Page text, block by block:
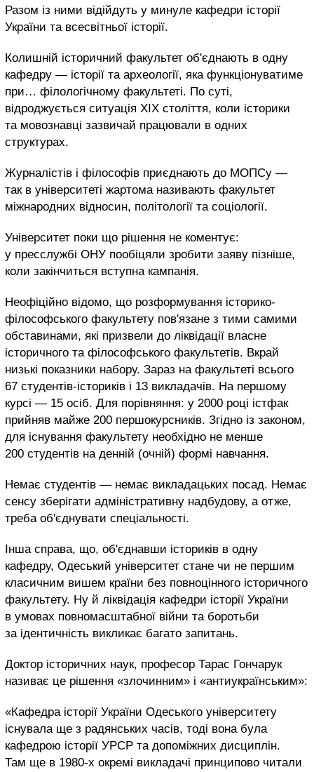
Разом із ними відійдуть у минуле кафедри історії
України та всесвітньої історії.
Колишній історичний факультет об'єднають в одну
кафедру — історії та археології, яка функціонуватиме
при… філологічному факультеті. По суті,
відроджується ситуація XIX століття, коли історики
та мовознавці зазвичай працювали в одних
структурах.
Журналістів і філософів приєднають до МОПСу —
так в університеті жартома називають факультет
міжнародних відносин, політології та соціології.
Університет поки що рішення не коментує:
у пресслужбі ОНУ пообіцяли зробити заяву пізніше,
коли закінчиться вступна кампанія.
Неофіційно відомо, що розформування історико-
філософського факультету пов'язане з тими самими
обставинами, які призвели до ліквідації власне
історичного та філософського факультетів. Вкрай
низькі показники набору. Зараз на факультеті всього
67 студентів-істориків і 13 викладачів. На першому
курсі — 15 осіб. Для порівняння: у 2000 році істфак
прийняв майже 200 першокурсників. Згідно із законом,
для існування факультету необхідно не менше
200 студентів на денній (очній) формі навчання.
Немає студентів — немає викладацьких посад. Немає
сенсу зберігати адміністративну надбудову, а отже,
треба об'єднувати спеціальності.
Інша справа, що, об'єднавши істориків в одну
кафедру, Одеський університет стане чи не першим
класичним вишем країни без повноцінного історичного
факультету. Ну й ліквідація кафедри історії України
в умовах повномасштабної війни та боротьби
за ідентичність викликає багато запитань.
Доктор історичних наук, професор Тарас Гончарук
називає це рішення «злочинним» і «антиукраїнським»:
«Кафедра історії України Одеського університету
існувала ще з радянських часів, тоді вона була
кафедрою історії УРСР та допоміжних дисциплін.
Там ще в 1980-х окремі викладачі принципово читали